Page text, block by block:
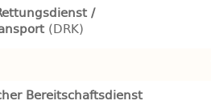
/
(DRK)
Bereitschaftsdienst